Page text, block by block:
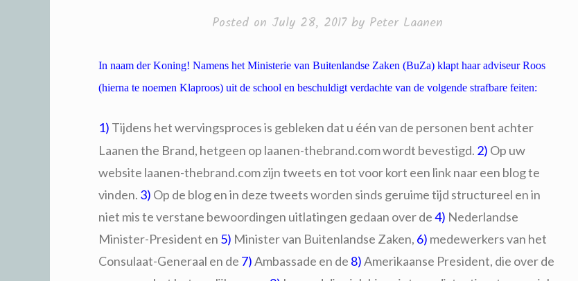
Posted on July 28, 2017by Peter Laanen
In naam der Koning! Namens het Ministerie van Buitenlandse Zaken (BuZa) klapt haar adviseur Roos
(hierna te noemen Klaproos) uit de school en beschuldigt verdachte van de volgende strafbare feiten:
1) Tijdens het wervingsproces is gebleken dat u één van de personen bent achter
Laanen the Brand, hetgeen op laanen-thebrand.com wordt bevestigd. 2) Op uw
website laanen-thebrand.com zijn tweets en tot voor kort een link naar een blog te
vinden. 3) Op de blog en in deze tweets worden sinds geruime tijd structureel en in
niet mis te verstane bewoordingen uitlatingen gedaan over de4) Nederlandse
Minister-President en 5) Minister van Buitenlandse Zaken, 6) medewerkers van het
Consulaat-Generaal en de 7)Ambassade en de 8)Amerikaanse President, die over de